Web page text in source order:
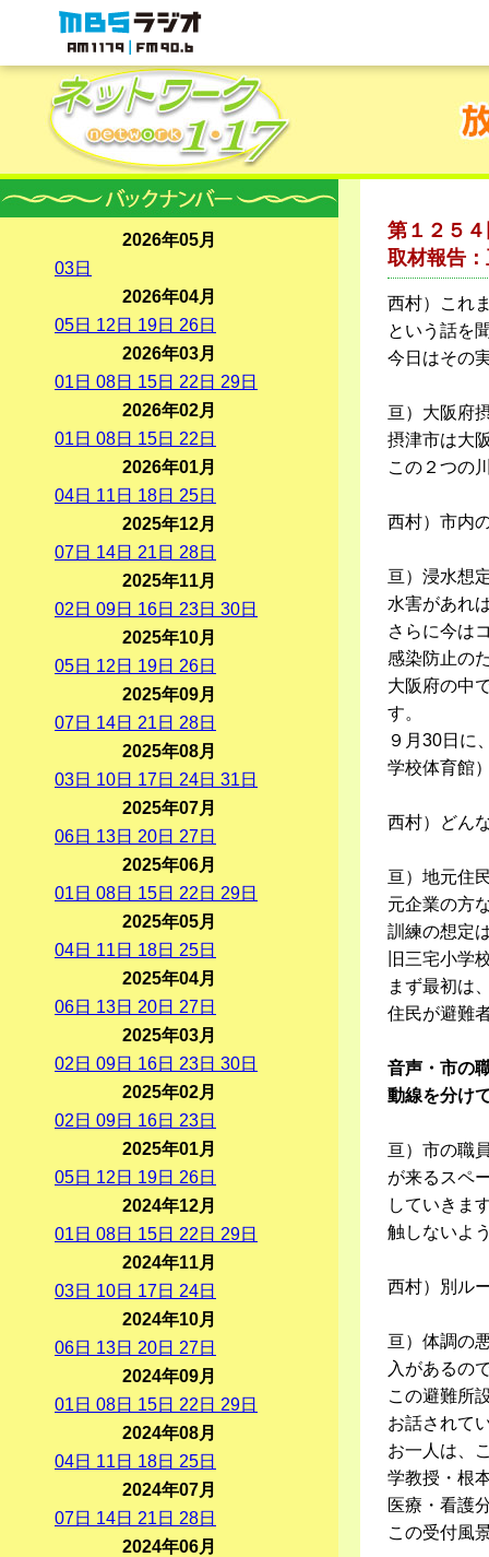
MBSラジオ 1179|FM90.6
第１２５
取材報告
西村）これ
という話を
今日はその
亘）大阪府
摂津市は大
この２つの
西村）市内
亘）浸水想
水害があれ
さらに今は
感染防止の
大阪府の中
す。
９月30日に
学校体育館
西村）どん
亘）地元住
元企業の方
訓練の想定
旧三宅小学
まず最初は
住民が避難
音声・市の
動線を分け
亘）市の職
が来るスペ
していきま
触しないよ
西村）別ル
亘）体調の
入があるの
この避難所
お話されて
お一人は、
学教授・根
医療・看護
この受付風
2026年05月
03日
2026年04月
05日 12 日 19日 26日
2026年03月
01 日 08日 15日 22 日 29日
2026年02月
01 日 08日 15日 22 日
2026年01月
04日 11 日 18日 25日
2025年12月
07日 14日 21 日 28日
2025年11月
02 日 09日 16日 23日 30日
2025年10月
05日 12 日 19日 26日
2025年09月
07日 14日 21 日 28日
2025年08月
03日 10日 17日 24日 31 日
2025年07月
06日 13日 20日 27日
2025年06月
01 日 08日 15日 22 日 29日
2025年05月
04日 11 日 18日 25日
2025年04月
06日 13日 20日 27日
2025年03月
02 日 09日 16日 23日 30日
2025年02月
02 日 09日 16日 23日
2025年01月
05日 12 日 19日 26日
2024年12月
01 日 08日 15日 22 日 29日
2024年11月
03日 10日 17日 24日
2024年10月
06日 13日 20日 27日
2024年09月
01 日 08日 15日 22 日 29日
2024年08月
04日 11 日 18日 25日
2024年07月
07日 14日 21 日 28日
2024年06月